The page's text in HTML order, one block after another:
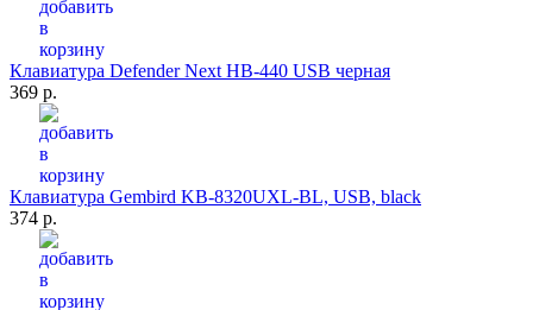
Клавиатура Defender Next HB-440 USB черная
369 р.
Клавиатура Gembird KB-8320UXL-BL, USB, black
374 р.